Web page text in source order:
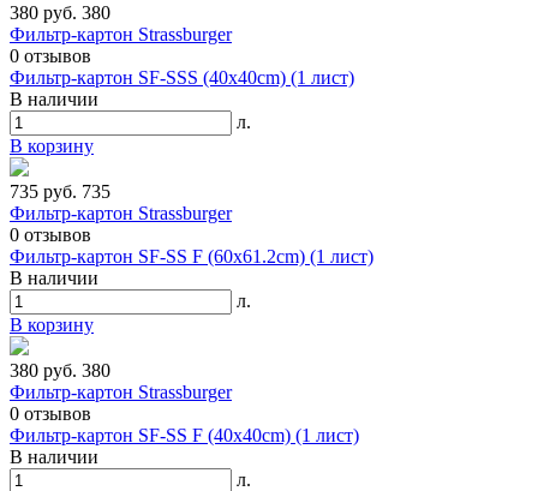
380 руб. 380
Фильтр-картон Strassburger
0 отзывов
Фильтр-картон SF-SSS (40х40cm) (1 лист)
В наличии
л.
В корзину
735 руб. 735
Фильтр-картон Strassburger
0 отзывов
Фильтр-картон SF-SS F (60х61.2cm) (1 лист)
В наличии
л.
В корзину
380 руб. 380
Фильтр-картон Strassburger
0 отзывов
Фильтр-картон SF-SS F (40х40cm) (1 лист)
В наличии
л.